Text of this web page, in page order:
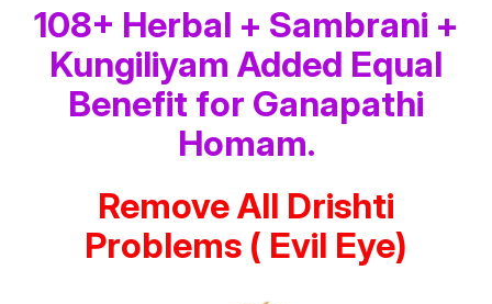
108+ Herbal + Sambrani +
Kungiliyam Added Equal
Benefit for Ganapathi
Homam.
Remove All Drishti
Problems ( Evil Eye)